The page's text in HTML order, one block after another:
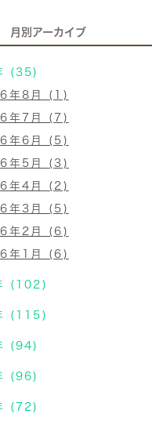
月別アーカイブ
(35)
年8月 (1)
年7月 (7)
年6月 (5)
年5月 (3)
年4月 (2)
年3月 (5)
年2月 (6)
年1月 (6)
(102)
(115)
(94)
(96)
(72)